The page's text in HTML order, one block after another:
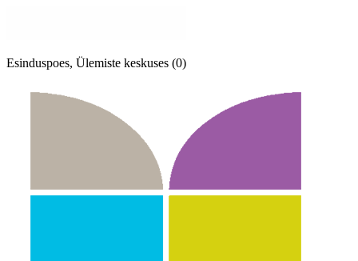
Esinduspoes, Ülemiste keskuses (0)